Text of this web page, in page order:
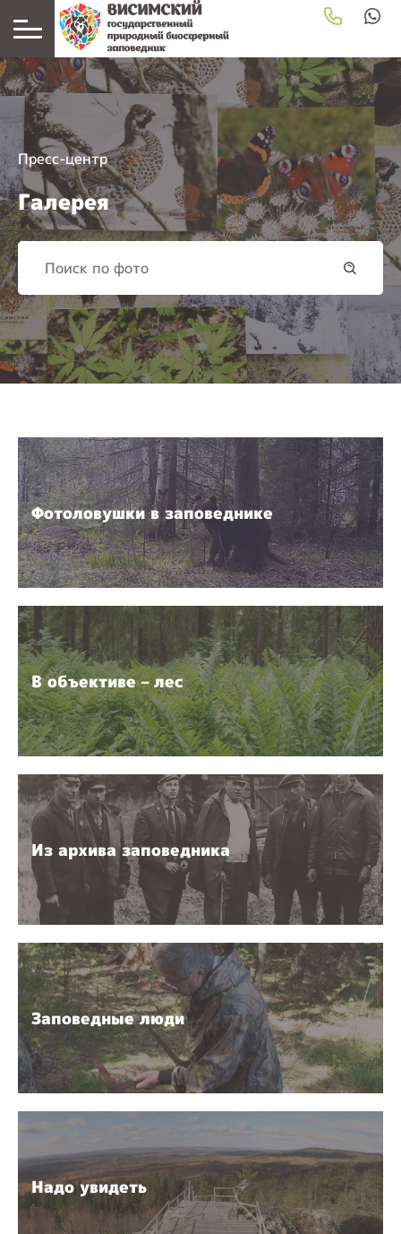
Пресс-центр
Галерея
Фотоловушки в заповеднике
В объективе – лес
Из архива заповедника
Заповедные люди
Надо увидеть